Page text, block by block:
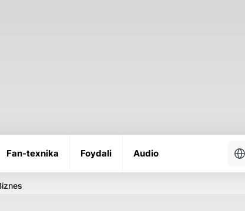
Fan-texnika Foydali Audio